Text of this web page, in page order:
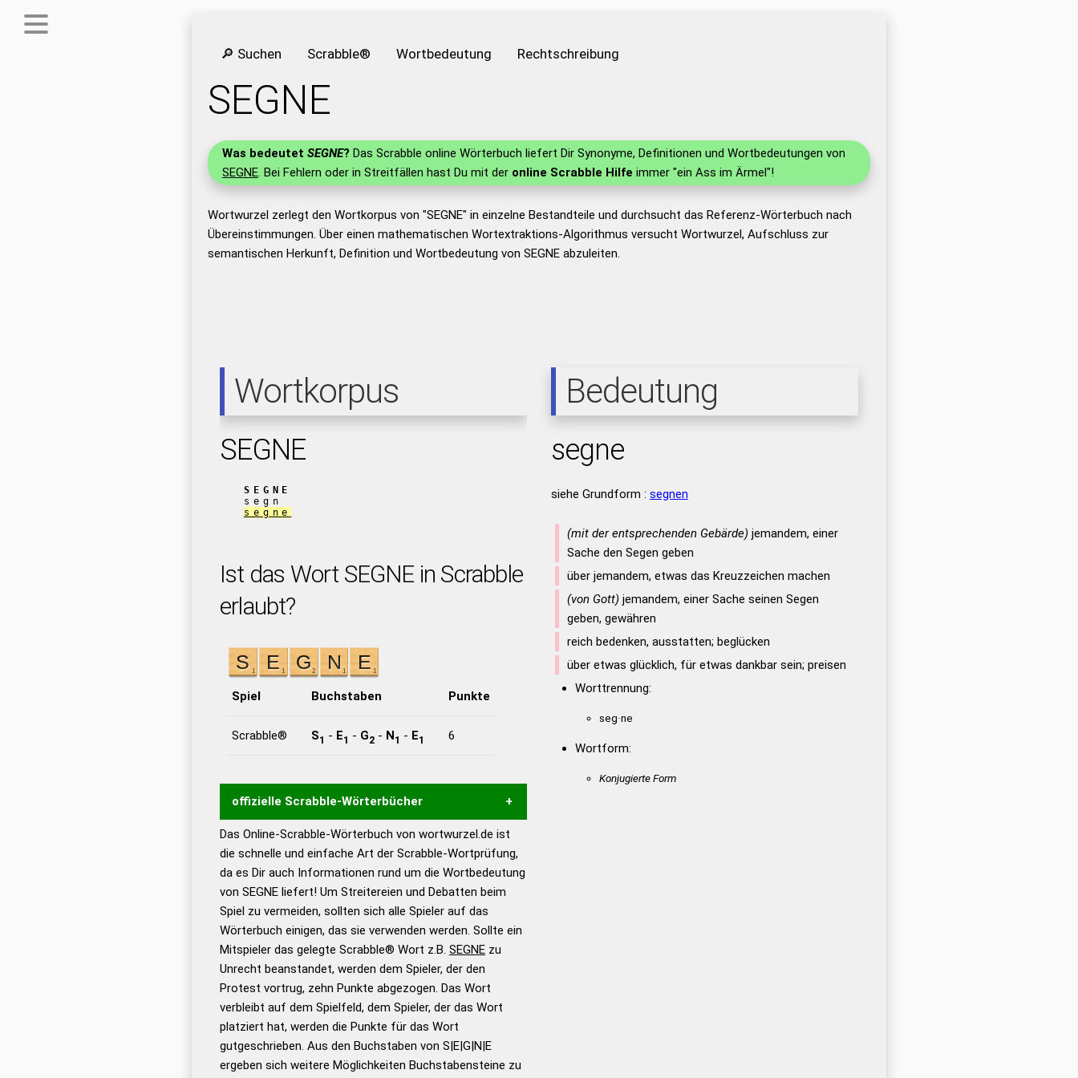
🔎 Suchen Scrabble® Wortbedeutung Rechtschreibung
SEGNE
Was bedeutet SEGNE? Das Scrabble online Wörterbuch liefert Dir Synonyme, Definitionen und Wortbedeutungen von
SEGNE. Bei Fehlern oder in Streitfällen hast Du mit der online Scrabble Hilfe immer "ein Ass im Ärmel"!
Wortwurzel zerlegt den Wortkorpus von "SEGNE" in einzelne Bestandteile und durchsucht das Referenz-Wörterbuch nach
Übereinstimmungen. Über einen mathematischen Wortextraktions-Algorithmus versucht Wortwurzel, Aufschluss zur
semantischen Herkunft, Definition und Wortbedeutung von SEGNE abzuleiten.
Wortkorpus
SEGNE
SEGNE
segn
segne
Ist das Wort SEGNE in Scrabble
erlaubt?
Spiel Buchstaben Punkte
Scrabble® S1 - E1 - G2- N1 - E1 6
offizielle Scrabble-Wörterbücher
Wortwurzel liefert mit Hilfe eines semantischen
Wortanalyse-Algorithmus gute Anhaltspunkte zu
Wortbedeutung, Worttrennung und Wortform, um die
Gültigkeit eines Wortes für das Scrabble-Spiel zu
bestimmen! zugelassene Turnier Scrabble-
Wörterbücher sind:
Duden – Standardwerk in 12
Bänden
Duden – Richtiges und gutes
Deutsch
Duden – Die deutsche Grammatik
Das Online-Scrabble-Wörterbuch von wortwurzel.de ist
die schnelle und einfache Art der Scrabble-Wortprüfung,
da es Dir auch Informationen rund um die Wortbedeutung
von SEGNE liefert! Um Streitereien und Debatten beim
Spiel zu vermeiden, sollten sich alle Spieler auf das
Wörterbuch einigen, das sie verwenden werden. Sollte ein
Mitspieler das gelegte Scrabble® Wort z.B. SEGNEzu
Unrecht beanstandet, werden dem Spieler, der den
Protest vortrug, zehn Punkte abgezogen. Das Wort
verbleibt auf dem Spielfeld, dem Spieler, der das Wort
platziert hat, werden die Punkte für das Wort
gutgeschrieben. Aus den Buchstaben von S|E|G|N|E
ergeben sich weitere Möglichkeiten Buchstabensteine zu
Bedeutung
segne
siehe Grundform : segnen
(mit der entsprechenden Gebärde) jemandem, einer
Sache den Segen geben
über jemandem, etwas das Kreuzzeichen machen
(von Gott) jemandem, einer Sache seinen Segen
geben, gewähren
reich bedenken, ausstatten; beglücken
über etwas glücklich, für etwas dankbar sein; preisen
Worttrennung:
seg·ne
Wortform:
Konjugierte Form